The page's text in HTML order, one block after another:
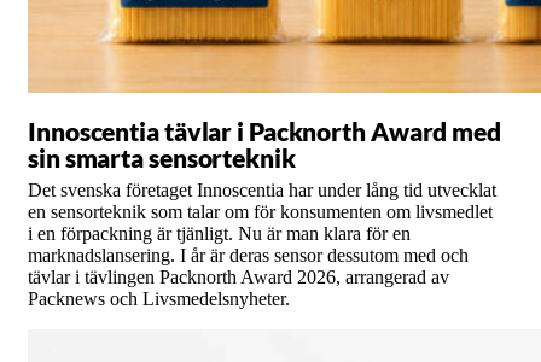
Innoscentia tävlar i Packnorth Award med
sin smarta sensorteknik
Det svenska företaget Innoscentia har under lång tid utvecklat
en sensorteknik som talar om för konsumenten om livsmedlet
i en förpackning är tjänligt. Nu är man klara för en
marknadslansering. I år är deras sensor dessutom med och
tävlar i tävlingen Packnorth Award 2026, arrangerad av
Packnews och Livsmedelsnyheter.